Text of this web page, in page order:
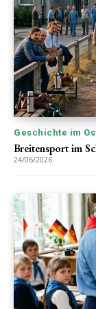
Geschichte im
Breitensport im
24/06/2026